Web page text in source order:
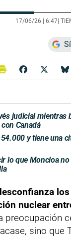
17/06/26 | 6:47|
judicial mientras
Canadá
y tiene una
lo que Moncloa
nuclear
preocupación
sino que